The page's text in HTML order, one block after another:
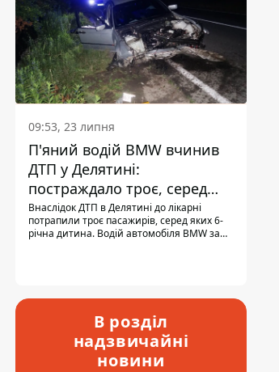
09:53, 23 липня
П'яний водій BMW вчинив
ДТП у Делятині:
постраждало троє, серед
них - дитина
Внаслідок ДТП в Делятині до лікарні
потрапили троє пасажирів, серед яких 6-
річна дитина. Водій автомобіля BMW за
В розділ
надзвичайні
новини